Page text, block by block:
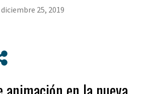
diciembre 25, 2019